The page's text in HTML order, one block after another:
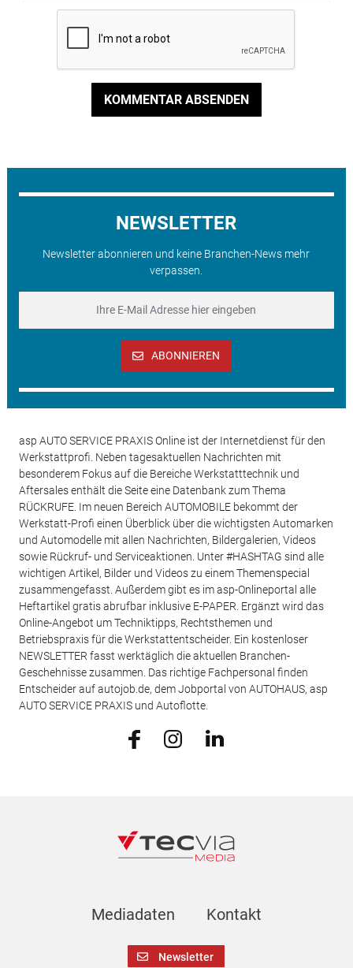
KOMMENTAR ABSENDEN
NEWSLETTER
Newsletter abonnieren und keine Branchen-News mehr
verpassen.
ABONNIEREN
asp AUTO SERVICE PRAXIS Online ist der Internetdienst für den
Werkstattprofi. Neben tagesaktuellen Nachrichten mit
besonderem Fokus auf die Bereiche Werkstatttechnik und
Aftersales enthält die Seite eine Datenbank zum Thema
RÜCKRUFE. Im neuen Bereich AUTOMOBILE bekommt der
Werkstatt-Profi einen Überblick über die wichtigsten Automarken
und Automodelle mit allen Nachrichten, Bildergalerien, Videos
sowie Rückruf- und Serviceaktionen. Unter #HASHTAG sind alle
wichtigen Artikel, Bilder und Videos zu einem Themenspecial
zusammengefasst. Außerdem gibt es im asp-Onlineportal alle
Heftartikel gratis abrufbar inklusive E-PAPER. Ergänzt wird das
Online-Angebot um Techniktipps, Rechtsthemen und
Betriebspraxis für die Werkstattentscheider. Ein kostenloser
NEWSLETTER fasst werktäglich die aktuellen Branchen-
Geschehnisse zusammen. Das richtige Fachpersonal finden
Entscheider auf autojob.de, dem Jobportal von AUTOHAUS, asp
AUTO SERVICE PRAXIS und Autoflotte.
Mediadaten Kontakt
Newsletter